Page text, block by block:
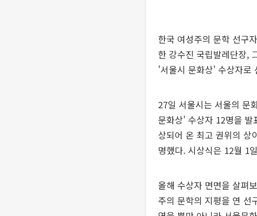
한국 여성주의 문학 선구
한 강수진 국립발레단장,
'서울시 문화상' 수상자로
27일 서울시는 서울의 문
문화상' 수상자 12명을 발
상되어 온 최고 권위의 상
명했다. 시상식은 12월 1
올해 수상자 면면을 살펴
주의 문학의 지평을 연 선